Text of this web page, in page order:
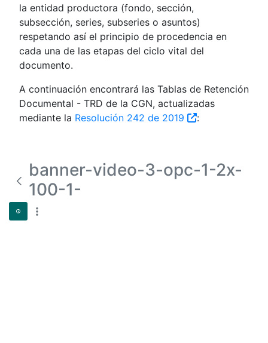
la entidad productora (fondo, sección,
subsección, series, subseries o asuntos)
respetando así el principio de procedencia en
cada una de las etapas del ciclo vital del
documento.
A continuación encontrará las Tablas de Retención
Documental - TRD de la CGN, actualizadas
mediante la Resolución 242 de 2019 :
banner-video-3-opc-1-2x-
100-1-